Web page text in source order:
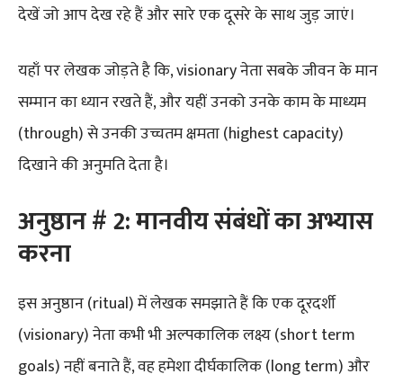
देखें जो आप देख रहे हैं और सारे एक दूसरे के साथ जुड़ जाएं।
यहाँ पर लेखक जोड़ते है कि, visionary नेता सबके जीवन के मान
सम्मान का ध्यान रखते हैं, और यहीं उनको उनके काम के माध्यम
(through) से उनकी उच्चतम क्षमता (highest capacity)
दिखाने की अनुमति देता है।
अनुष्ठान # 2: मानवीय संबंधों का अभ्यास
करना
इस अनुष्ठान (ritual) में लेखक समझाते हैं कि एक दूरदर्शी
(visionary) नेता कभी भी अल्पकालिक लक्ष्य (short term
goals) नहीं बनाते हैं, वह हमेशा दीर्घकालिक (long term) और